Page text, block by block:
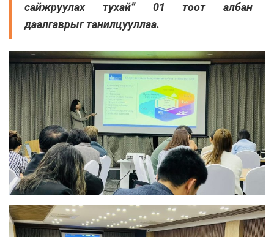
сайжруулах тухай” 01 тоот албан
даалгаврыг танилцууллаа.